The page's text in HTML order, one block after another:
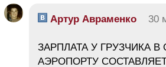
Артур Авраменко 30
ЗАРПЛАТА У ГРУЗЧИКА
АЭРОПОРТУ СОСТАВЛЯЕТ